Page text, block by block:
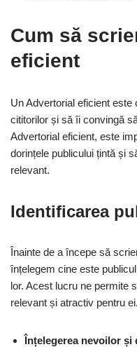
Cum să
eficient
Un Advertorial eficient
cititorilor și să îi convingă
Advertorial eficient, este
dorințele publicului țintă și
relevant.
Identificarea
Înainte de a începe să
înțelegem cine este
lor. Acest lucru ne permite
relevant și atractiv pentru ei.
Înțelegerea nevoilor